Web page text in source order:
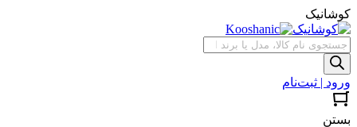
کوشانیک
جستجوی
محصولات
ورود | ثبت‌نام
بستن